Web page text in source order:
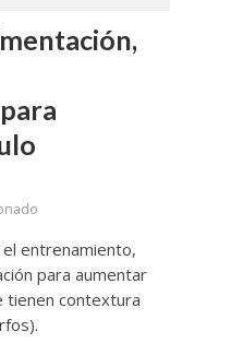
entrenamiento,
para aumentar
tienen contextura